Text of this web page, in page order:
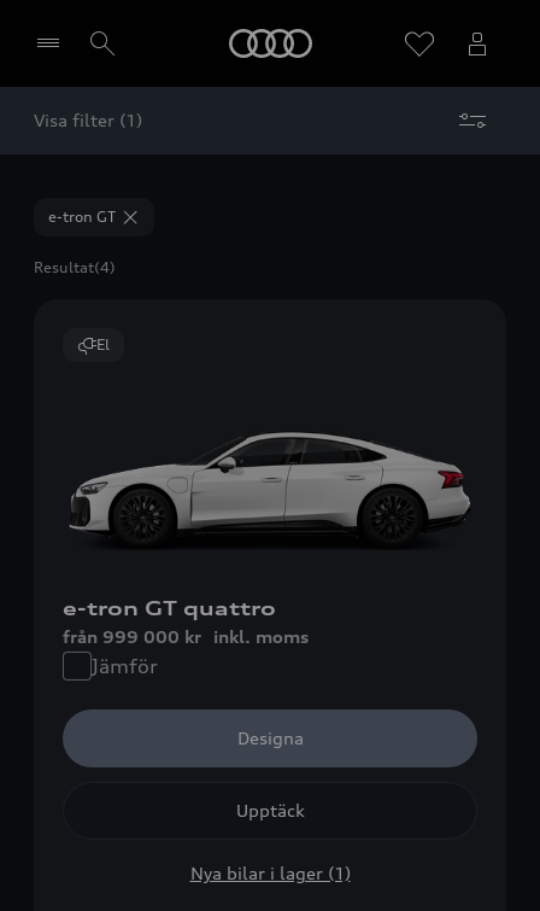
Visa filter (1)
e-tron GT
Resultat(4)
El
e-tron GT quattro
från 999 000 kr inkl. moms
Jämför
Designa
Upptäck
Nya bilar i lager (1)